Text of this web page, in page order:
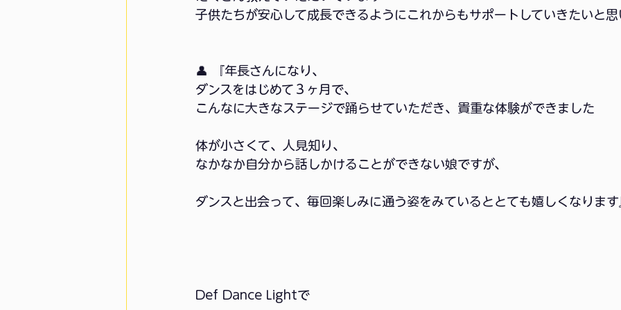
子供たちが安心して成長できるようにこれからもサポートしていきたいと思
👤 『年長さんになり、
ダンスをはじめて３ヶ月で、
こんなに大きなステージで踊らせていただき、貴重な体験ができました
体が小さくて、人見知り、
なかなか自分から話しかけることができない娘ですが、
ダンスと出会って、毎回楽しみに通う姿をみているととても嬉しくなります
Def Dance Lightで